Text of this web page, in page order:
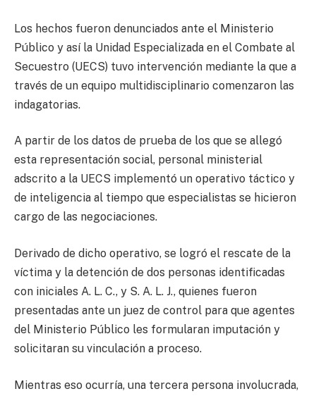
Los hechos fueron denunciados ante el Ministerio
Público y así la Unidad Especializada en el Combate al
Secuestro (UECS) tuvo intervención mediante la que a
través de un equipo multidisciplinario comenzaron las
indagatorias.
A partir de los datos de prueba de los que se allegó
esta representación social, personal ministerial
adscrito a la UECS implementó un operativo táctico y
de inteligencia al tiempo que especialistas se hicieron
cargo de las negociaciones.
Derivado de dicho operativo, se logró el rescate de la
víctima y la detención de dos personas identificadas
con iniciales A. L. C., y S. A. L. J., quienes fueron
presentadas ante un juez de control para que agentes
del Ministerio Público les formularan imputación y
solicitaran su vinculación a proceso.
Mientras eso ocurría, una tercera persona involucrada,